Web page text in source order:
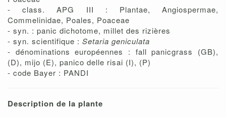
- class. APG III : Plantae, Angiospermae,
Commelinidae, Poales, Poaceae
- syn. : panic dichotome, millet des rizières
- syn. scientifique : Setaria geniculata
- dénominations européennes : fall panicgrass (GB),
(D), mijo (E), panico delle risai (I), (P)
- code Bayer : PANDI
Description de la plante